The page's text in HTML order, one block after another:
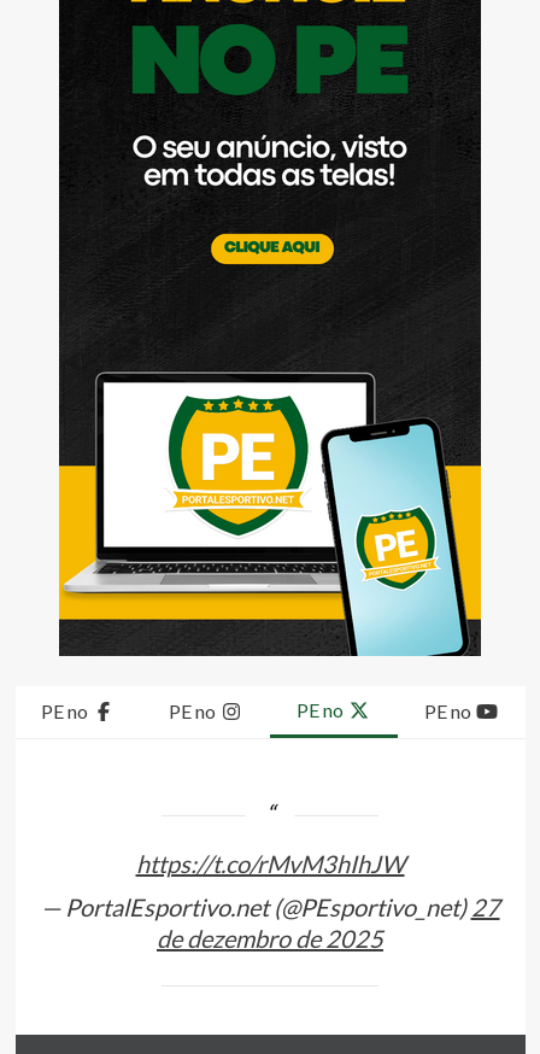
PE no PE no PE no PE no
https://t.co/rMvM3hIhJW
— PortalEsportivo.net (@PEsportivo_net)27
de dezembro de 2025